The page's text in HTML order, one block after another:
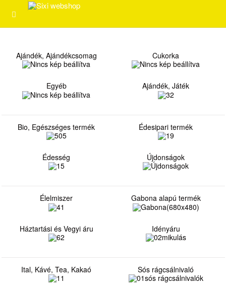
Ajándék, Ajándékcsomag Cukorka
Egyéb Ajándék, Játék
Bio, Egészséges termék Édesipari termék
Édesség Újdonságok
Élelmiszer Gabona alapú termék
Háztartási és Vegyi áru Idényáru
Ital, Kávé, Tea, Kakaó Sós rágcsálnivaló